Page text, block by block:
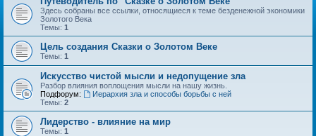
Здесь собраны все ссылки, относящиеся к теме безденежной экономики
Золотого Века
Темы: 1
Цель создания Сказки о Золотом Веке
Темы: 1
Искусство чистой мысли и недопущение зла
Разбор влияния воплощения мысли на нашу жизнь.
Подфорум:
Иерархия зла и способы борьбы с ней
Темы: 2
Лидерство - влияние на мир
Темы: 1